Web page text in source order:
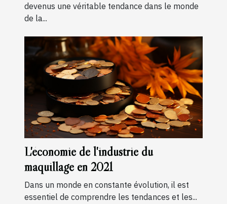
devenus une véritable tendance dans le monde
de la...
L'économie de l'industrie du
maquillage en 2021
Dans un monde en constante évolution, il est
essentiel de comprendre les tendances et les...